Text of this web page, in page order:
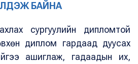
БАЙНА
сургуулийн дипломтой
диплом гардаад дуусах
ашиглаж, гадаадын их,